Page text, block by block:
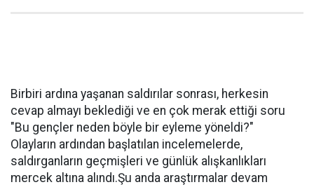
Birbiri ardına yaşanan saldırılar sonrası, herkesin
cevap almayı beklediği ve en çok merak ettiği soru
"Bu gençler neden böyle bir eyleme yöneldi?"
Olayların ardından başlatılan incelemelerde,
saldırganların geçmişleri ve günlük alışkanlıkları
mercek altına alındı.Şu anda araştırmalar devam